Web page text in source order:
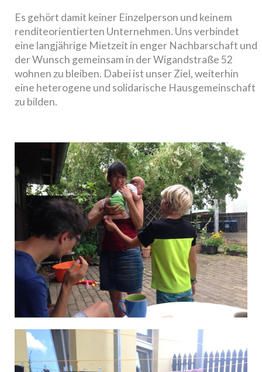
Es gehört damit keiner Einzelperson und keinem
renditeorientierten Unternehmen. Uns verbindet
eine langjährige Mietzeit in enger Nachbarschaft und
der Wunsch gemeinsam in der Wigandstraße 52
wohnen zu bleiben. Dabei ist unser Ziel, weiterhin
eine heterogene und solidarische Hausgemeinschaft
zu bilden.